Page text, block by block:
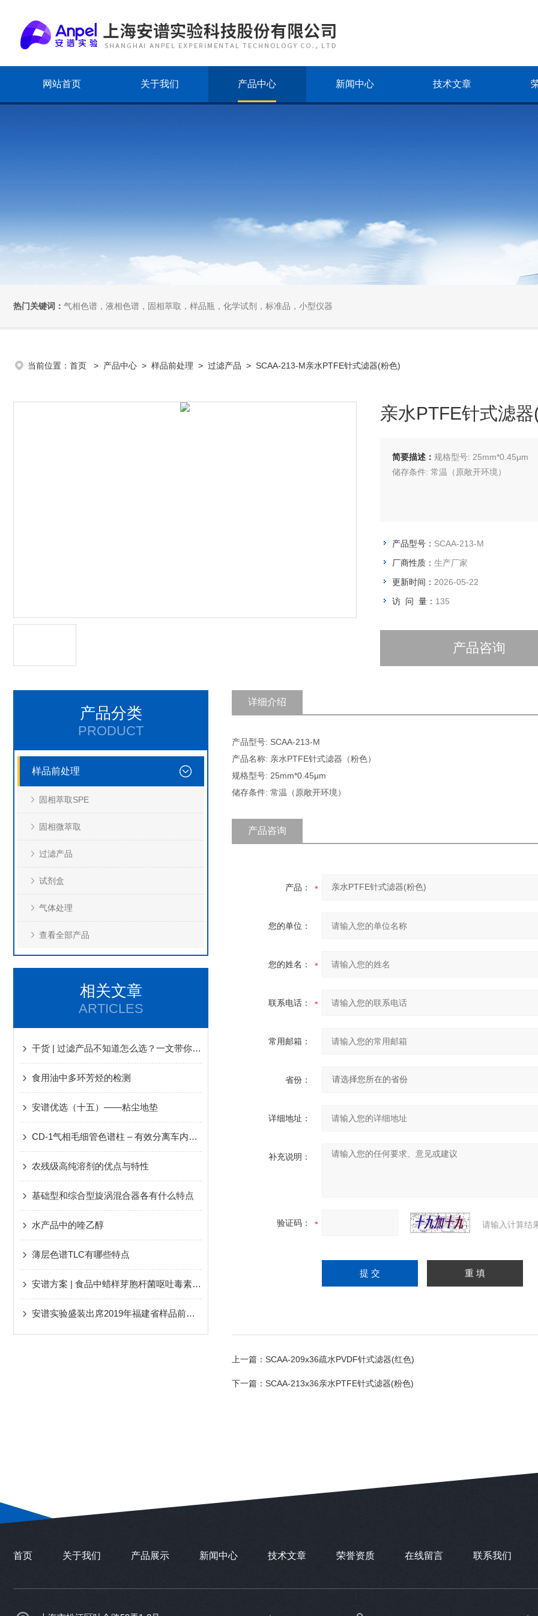
网站首页 关于我们 产品中心 新闻中心 技术文章
热门关键词： 气相色谱，液相色谱，固相萃取，样品瓶，化学试剂，标准品，小型仪器
当前位置： 首页 > 产品中心 > 样品前处理 > 过滤产品 > SCAA-213-M亲水PTFE针式滤器(粉色)
亲水PTFE针式滤
简要描述： 规格型号: 25mm*0.45μm
储存条件: 常温（原敞开环境）
产品型号： SCAA-213-M
厂商性质： 生产厂家
更新时间： 2026-05-22
访 问 量： 135
产品咨询
产品分类
PRODUCT
样品前处理
固相萃取SPE
固相微萃取
过滤产品
试剂盒
气体处理
查看全部产品
相关文章
ARTICLES
干货 | 过滤产品不知道怎么选？一文带你揭秘过滤产品常见问题
食用油中多环芳烃的检测
安谱优选（十五）——粘尘地垫
CD-1气相毛细管色谱柱 – 有效分离车内挥发性有机物
农残级高纯溶剂的优点与特性
基础型和综合型旋涡混合器各有什么特点
水产品中的喹乙醇
薄层色谱TLC有哪些特点
安谱方案 | 食品中蜡样芽胞杆菌呕吐毒素检测的整体解决方案（一）
安谱实验盛装出席2019年福建省样品前处理技术创新大会
详细介绍
产品型号: SCAA-213-M
产品名称: 亲水PTFE针式滤器（粉色）
规格型号: 25mm*0.45μm
储存条件: 常温（原敞开环境）
产品咨询
产品：
您的单位：
您的姓名：
联系电话：
常用邮箱：
省份：
详细地址：
补充说明：
验证码： 请输入计算结
上一篇： SCAA-209x36疏水PVDF针式滤器(红色)
下一篇： SCAA-213x36亲水PTFE针式滤器(粉色)
首页 关于我们 产品展示 新闻中心 技术文章 荣誉资质 在线留言 联系我们